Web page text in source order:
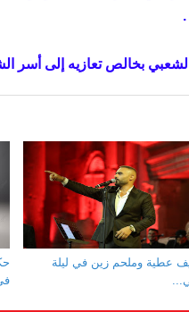
بخالص تعازيه إلى أسر
عطية وملحم زين في ليلة